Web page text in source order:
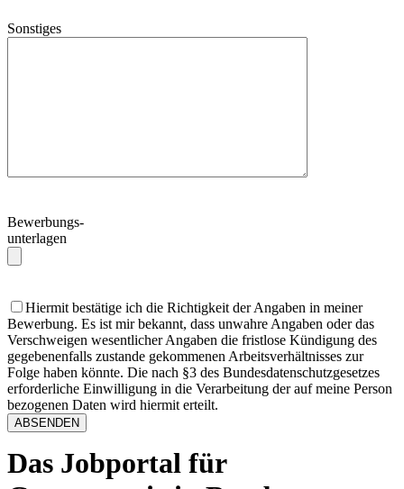
Sonstiges
Bewerbungs-
unterlagen
Hiermit bestätige ich die Richtigkeit der Angaben in meiner
Bewerbung. Es ist mir bekannt, dass unwahre Angaben oder das
Verschweigen wesentlicher Angaben die fristlose Kündigung des
gegebenenfalls zustande gekommenen Arbeitsverhältnisses zur
Folge haben könnte. Die nach §3 des Bundesdatenschutzgesetzes
erforderliche Einwilligung in die Verarbeitung der auf meine Person
bezogenen Daten wird hiermit erteilt.
Das Jobportal für